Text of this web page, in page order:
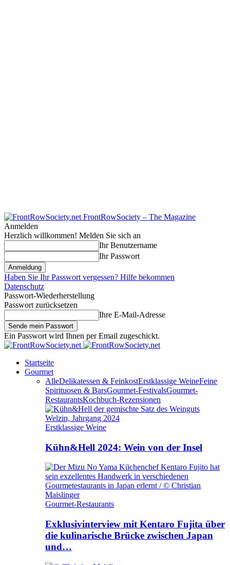
FrontRowSociety – The Magazine
Anmelden
Herzlich willkommen! Melden Sie sich an
Ihr Benutzername
Ihr Passwort
Haben Sie Ihr Passwort vergessen? Hilfe bekommen
Datenschutz
Passwort-Wiederherstellung
Passwort zurücksetzen
Ihre E-Mail-Adresse
Ein Passwort wird Ihnen per Email zugeschickt.
Startseite
Gourmet
AlleDelikatessen & FeinkostErstklassige WeineFeine
Spirituosen & BarsGourmet-FestivalsGourmet-
RestaurantsKochbuch-Rezensionen
Erstklassige Weine
Kühn&Hell 2024: Wein von der Insel
Gourmet-Restaurants
Exklusivinterview mit Kentaro Fujita über
die kulinarische Brücke zwischen Japan
und…